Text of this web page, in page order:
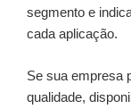
segmento e
cada aplicação.
Se sua empresa
qualidade,